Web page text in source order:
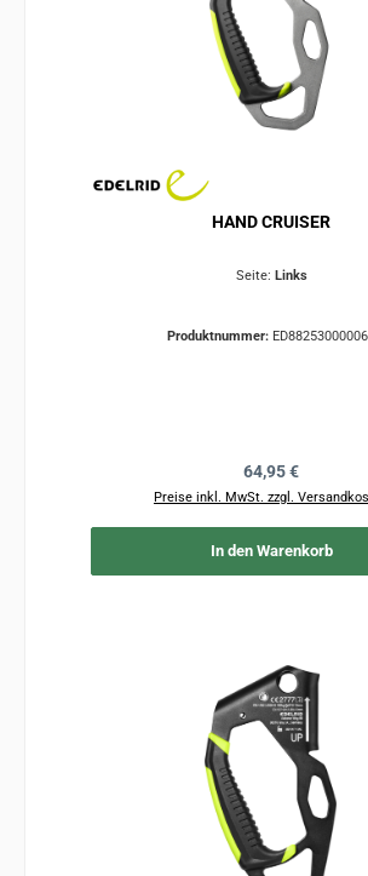
HAND CRUISER
Seite: Links
Produktnummer:
Regulärer Preis:
64,95 €
Preise inkl. MwSt. zzgl.
In den Warenkorb